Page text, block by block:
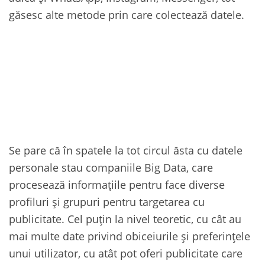
găsesc alte metode prin care colectează datele.
Se pare că în spatele la tot circul ăsta cu datele
personale stau companiile Big Data, care
procesează informațiile pentru face diverse
profiluri și grupuri pentru targetarea cu
publicitate. Cel puțin la nivel teoretic, cu cât au
mai multe date privind obiceiurile și preferințele
unui utilizator, cu atât pot oferi publicitate care